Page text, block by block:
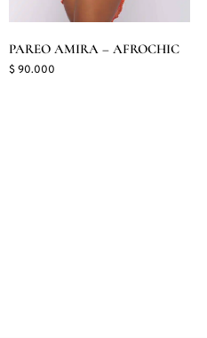
PAREO AMIRA – AFROCHIC
$90.000